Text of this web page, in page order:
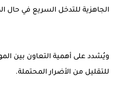
الجاهزية للتدخل السريع في حال
ويُشدد على أهمية التعاون بين
للتقليل من الأضرار المحتملة.